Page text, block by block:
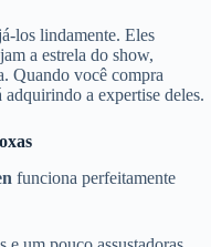
los lindamente. Eles
a estrela do show,
Quando você compra
a expertise deles.
funciona perfeitamente